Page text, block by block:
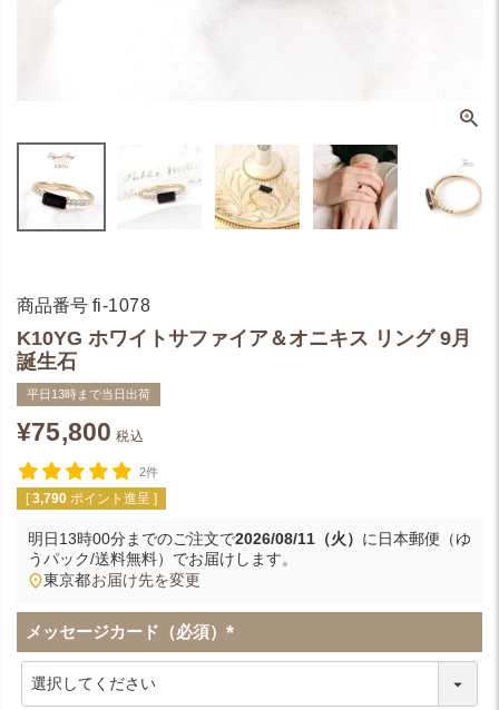
商品番号 fi-1078
K10YG ホワイトサファイア＆オニキス リング 9月
誕生石
平日13時まで当日出荷
¥75,800 税込
2件
[ 3,790 ポイント進呈 ]
明日13時00分までのご注文で2026/08/11（火） に 日本郵便（ゆ
うパック/送料無料） でお届けします。
東京都お届け先を変更
メッセージカード（必須）
(